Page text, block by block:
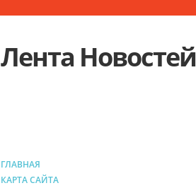
Лента Новостей
ГЛАВНАЯ
КАРТА САЙТА